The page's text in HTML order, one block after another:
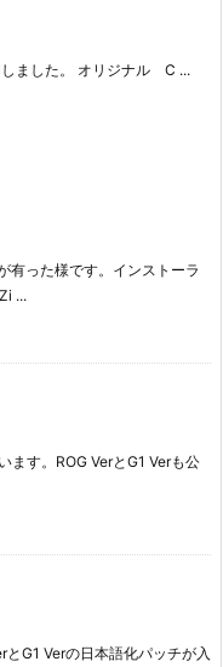
ました。 オリジナル C ...
有った様です。インストーラ
...
す。ROG VerとG1 Verも公
G1 Verの日本語化パッチが入